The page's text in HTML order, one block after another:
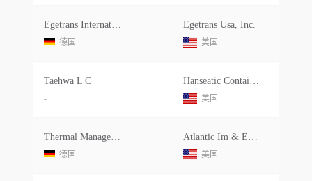
Egetrans Internationale Spedition G
德国
Egetrans Usa, Inc.
美国
Taehwa L C
-
Hanseatic Container Line Ltd
美国
Thermal Management Solutions De Obe Rboihingen Gmbh
德国
Atlantic Im & Export Corporation
美国